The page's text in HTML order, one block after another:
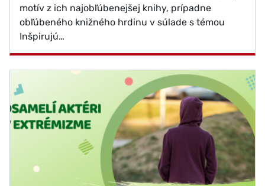
motív z ich najobľúbenejšej knihy, prípadne
obľúbeného knižného hrdinu v súlade s témou
Inšpirujú…